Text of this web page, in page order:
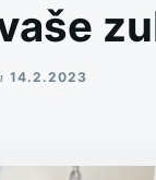
14.2.2023